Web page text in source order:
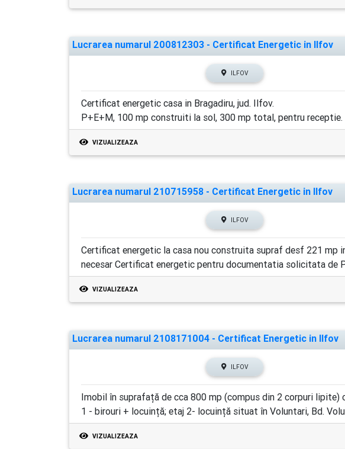
Lucrarea numarul 200812303 - Certificat Energetic in Ilfov
ILFOV
Certificat energetic casa in Bragadiru, jud. Ilfov.
P+E+M, 100 mp construiti la sol, 300 mp total, pentru receptie.
VIZUALIZEAZA
Lucrarea numarul 210715958 - Certificat Energetic in Ilfov
ILFOV
Certificat energetic la casa nou construita supraf desf 221 mp
necesar Certificat energetic pentru documentatia solicitata de
VIZUALIZEAZA
Lucrarea numarul 2108171004 - Certificat Energetic in Ilfov
ILFOV
Imobil în suprafață de cca 800 mp (compus din 2 corpuri
1 - birouri + locuință; etaj 2- locuință situat în Voluntari, Bd.
VIZUALIZEAZA